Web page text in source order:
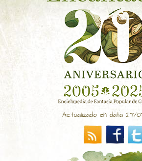
CONTACTO
Actualizado en data 27/